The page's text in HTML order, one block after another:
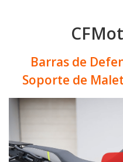
Barras de
Soporte de